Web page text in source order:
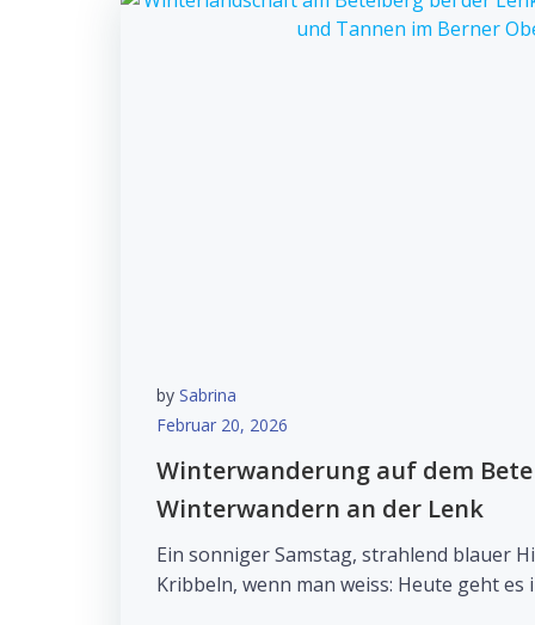
by Sabrina
Februar 20, 2026
Winterwanderung auf dem
Winterwandern an der Lenk
Ein sonniger Samstag, strahlend blauer
Kribbeln, wenn man weiss: Heute geht es